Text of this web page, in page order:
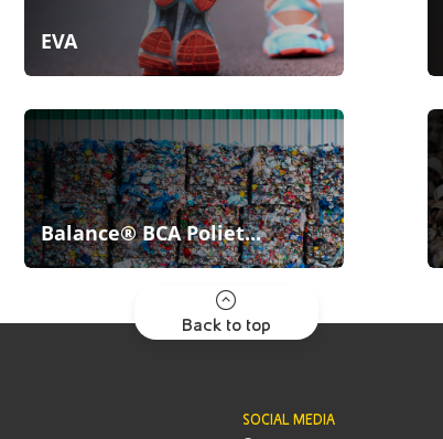
EVA
Balance® BCA Poliet...
Back to top
SOCIAL MEDIA